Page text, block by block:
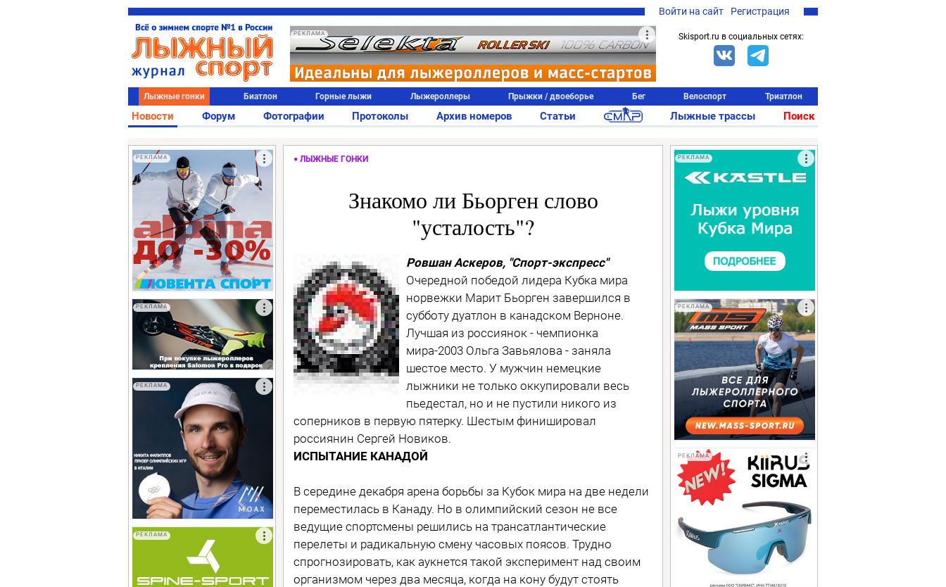
Войти на сайт Регистрация
РЕКЛАМА Skisport.ru в социальных сетях:
Лыжные гонки Биатлон Горные лыжи Лыжероллеры Прыжки / двоеборье Бег Велоспорт Триатлон
Новости Форум Фотографии Протоколы Архив номеров Статьи Лыжные трассы Поиск
РЕКЛАМА
РЕКЛАМА
РЕКЛАМА
РЕКЛАМА
ЛЫЖНЫЕ ГОНКИ
Знакомо ли Бьорген слово
"усталость"?
Ровшан Аскеров, "Спорт-экспресс"
Очередной победой лидера Кубка мира
норвежки Марит Бьорген завершился в
субботу дуатлон в канадском Верноне.
Лучшая из россиянок - чемпионка
мира-2003 Ольга Завьялова - заняла
шестое место. У мужчин немецкие
лыжники не только оккупировали весь
пьедестал, но и не пустили никого из
соперников в первую пятерку. Шестым финишировал
россиянин Сергей Новиков.
ИСПЫТАНИЕ КАНАДОЙ
В середине декабря арена борьбы за Кубок мира на две недели
переместилась в Канаду. Но в олимпийский сезон не все
ведущие спортсмены решились на трансатлантические
перелеты и радикальную смену часовых поясов. Трудно
спрогнозировать, как аукнется такой эксперимент над своим
организмом через два месяца, когда на кону будут стоять
РЕКЛАМА
РЕКЛАМА
РЕКЛАМА